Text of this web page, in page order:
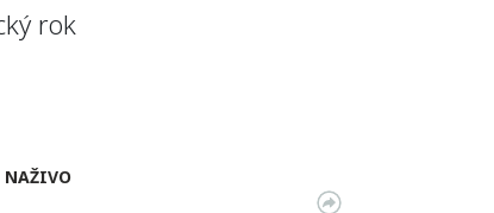
rok
NAŽIVO